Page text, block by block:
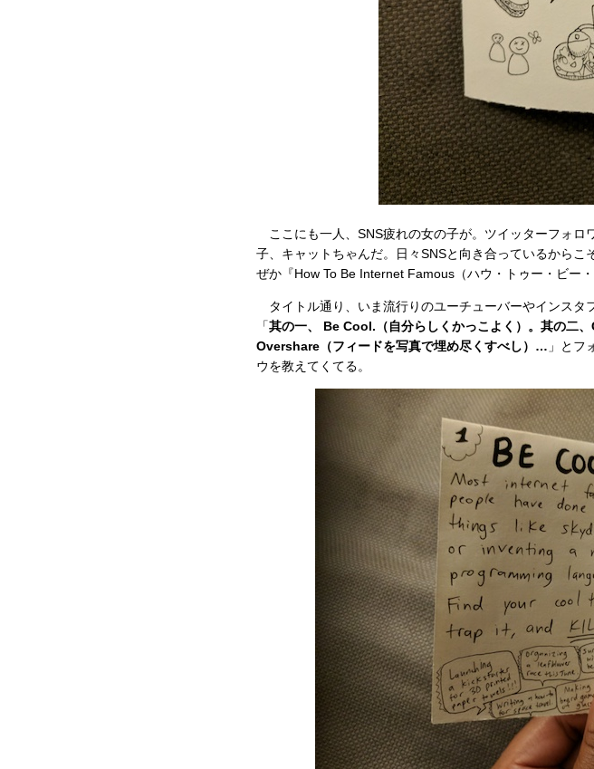
ここにも一人、SNS疲れの女の子が。ツイッターフォロ
子、キャットちゃんだ。日々SNSと向き合っているから
ぜか『How To Be Internet Famous（ハウ・トゥー・ビー
タイトル通り、いま流行りのユーチューバーやインスタ
「其の一、 Be Cool.（自分らしくかっこよく）。其の二
Overshare（フィードを写真で埋め尽くすべし）… 」とフ
ウを教えてくてる。